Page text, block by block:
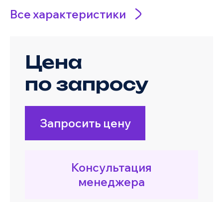
Все характеристики
Цена
по запросу
Запросить цену
Консультация
менеджера